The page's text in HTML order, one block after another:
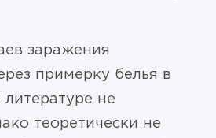
заражения
примерку белья в
не
теоретически не